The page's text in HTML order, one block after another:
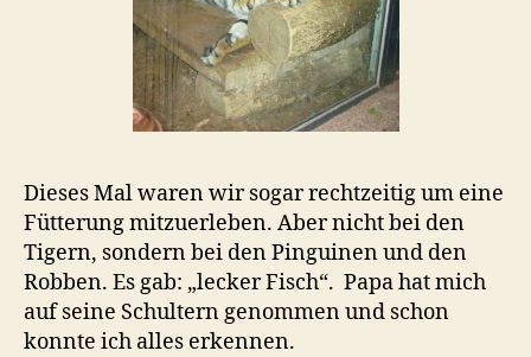
Dieses Mal waren wir sogar rechtzeitig um eine
Fütterung mitzuerleben. Aber nicht bei den
Tigern, sondern bei den Pinguinen und den
Robben. Es gab: „lecker Fisch“. Papa hat mich
auf seine Schultern genommen und schon
konnte ich alles erkennen.